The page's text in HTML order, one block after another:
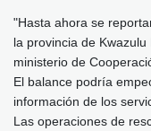
"Hasta ahora se
la provincia de
ministerio de
El balance podría
información de los
Las operaciones de